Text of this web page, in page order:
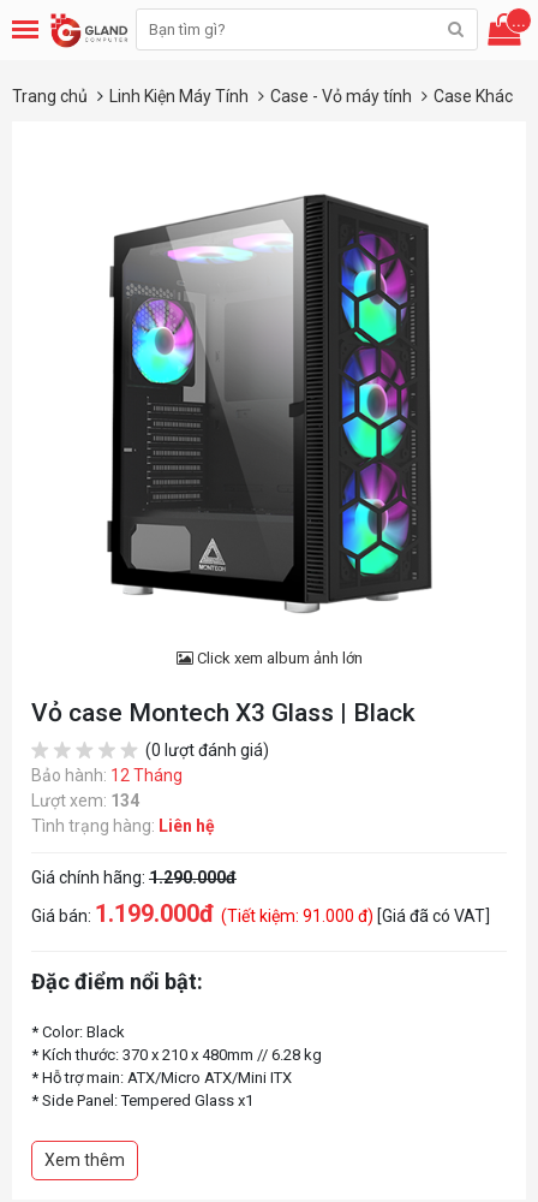
...
Trang chủ Linh Kiện Máy Tính Case - Vỏ máy tính Case Khác
Click xem album ảnh lớn
Vỏ case Montech X3 Glass | Black
(0 lượt đánh giá)
Bảo hành: 12 Tháng
Lượt xem: 134
Tình trạng hàng: Liên hệ
Giá chính hãng: 1.290.000đ
Giá bán: 1.199.000đ (Tiết kiệm: 91.000 đ) [Giá đã có VAT]
Đặc điểm nổi bật:
* Color: Black
* Kích thước: 370 x 210 x 480mm // 6.28 kg
* Hỗ trợ main: ATX/Micro ATX/Mini ITX
* Side Panel: Tempered Glass x1
Front: gắn sẵn 3 fan 140mm (LED Rainbow fan)
Rear: gắn sẵn 1 fan 120mm (LED Rainbow fan)
Xem thêm